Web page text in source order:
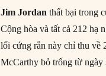
Jim Jordan thất bại trong
Cộng hòa và tất cả 212 hạ
lối cứng rắn này chỉ thu về
McCarthy bỏ trống từ ngày